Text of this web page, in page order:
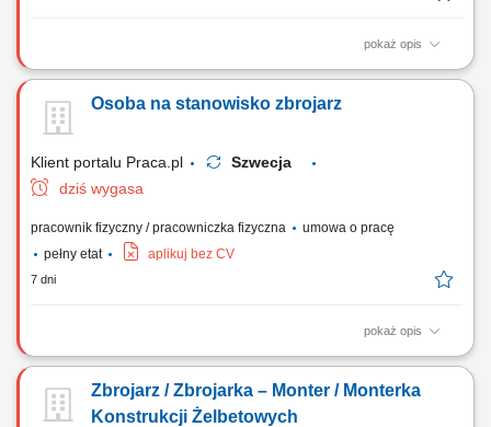
pokaż opis
Montaż nowoczesnych szalunków oraz systemów deskowań
budownictwa ogólnego. Współudział w procesach związanych z
przygotowywaniem zbrojeń i zalewaniem elementów betonem.
Osoba na stanowisko zbrojarz
Klient portalu Praca.pl
Szwecja
dziś wygasa
pracownik fizyczny / pracowniczka fizyczna
umowa o pracę
pełny etat
aplikuj bez CV
7 dni
pokaż opis
Prefabrykacja, wiązanie oraz montaż stalowych szkieletów
oraz innych bieżących zadaniach ciesielskich. Wykonywanie prostych,
pomocniczych robót fizycznych wspierających procesy budowlane.
Zbrojarz / Zbrojarka – Monter / Monterka
Konstrukcji Żelbetowych